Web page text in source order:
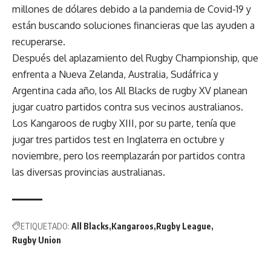
millones de dólares debido a la pandemia de Covid-19 y
están buscando soluciones financieras que las ayuden a
recuperarse.
Después del aplazamiento del Rugby Championship, que
enfrenta a Nueva Zelanda, Australia, Sudáfrica y
Argentina cada año, los All Blacks de rugby XV planean
jugar cuatro partidos contra sus vecinos australianos.
Los Kangaroos de rugby XIII, por su parte, tenía que
jugar tres partidos test en Inglaterra en octubre y
noviembre, pero los reemplazarán por partidos contra
las diversas provincias australianas.
ETIQUETADO: All Blacks Kangaroos Rugby League
Rugby Union